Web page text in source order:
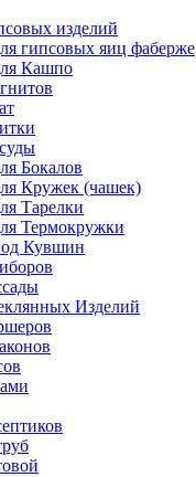
изделий
гипсовых яиц фаберже
Кашпо
Бокалов
Кружек (чашек)
Тарелки
Термокружки
Кувшин
Изделий